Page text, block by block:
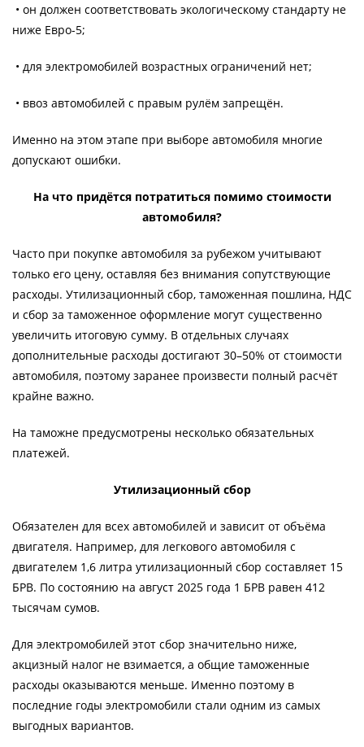
• он должен соответствовать экологическому стандарту не
ниже Евро-5;
• для электромобилей возрастных ограничений нет;
• ввоз автомобилей с правым рулём запрещён.
Именно на этом этапе при выборе автомобиля многие
допускают ошибки.
На что придётся потратиться помимо стоимости
автомобиля?
Часто при покупке автомобиля за рубежом учитывают
только его цену, оставляя без внимания сопутствующие
расходы. Утилизационный сбор, таможенная пошлина, НДС
и сбор за таможенное оформление могут существенно
увеличить итоговую сумму. В отдельных случаях
дополнительные расходы достигают 30–50% от стоимости
автомобиля, поэтому заранее произвести полный расчёт
крайне важно.
На таможне предусмотрены несколько обязательных
платежей.
Утилизационный сбор
Обязателен для всех автомобилей и зависит от объёма
двигателя. Например, для легкового автомобиля с
двигателем 1,6 литра утилизационный сбор составляет 15
БРВ. По состоянию на август 2025 года 1 БРВ равен 412
тысячам сумов.
Для электромобилей этот сбор значительно ниже,
акцизный налог не взимается, а общие таможенные
расходы оказываются меньше. Именно поэтому в
последние годы электромобили стали одним из самых
выгодных вариантов.